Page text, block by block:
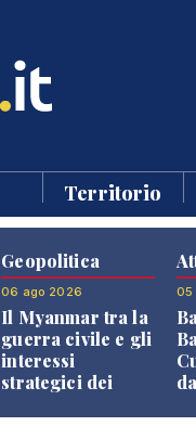
Territorio
Geopolitica
06 ago 2026
Il Myanmar tra la
guerra civile e gli
interessi
strategici dei
05